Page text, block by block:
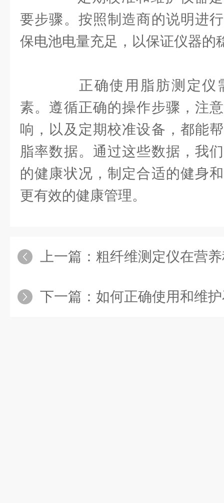
要步骤。按照制造商的说明进
保电池电量充足，以保证仪器的
正确使用脂肪测定仪
素。遵循正确的操作步骤，注
响，以及定期校准设备，都能
脂率数据。通过这些数据，我
的健康状况，制定合适的健身
更有效的健康管理。
上一篇： 粗纤维测定仪在营
下一篇： 如何正确使用和维护石